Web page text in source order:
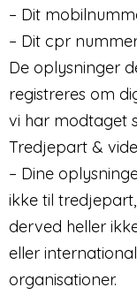
– Dit
– Dit cpr
De oplysninger
registreres om
vi har modtaget
Tredjepart &
– Dine
ikke til
derved heller
eller
organisationer.